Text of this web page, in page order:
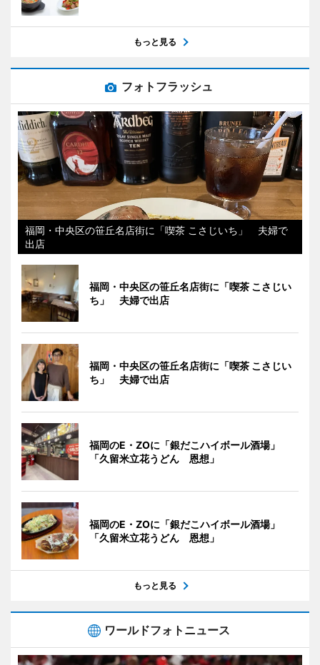
もっと見る
フォトフラッシュ
福岡・中央区の笹丘名店街に「喫茶 こさじいち」 夫婦で
出店
福岡・中央区の笹丘名店街に「喫茶 こさじい
ち」 夫婦で出店
福岡・中央区の笹丘名店街に「喫茶 こさじい
ち」 夫婦で出店
福岡のE・ZOに「銀だこハイボール酒場」
「久留米立花うどん 恩想」
福岡のE・ZOに「銀だこハイボール酒場」
「久留米立花うどん 恩想」
もっと見る
ワールドフォトニュース